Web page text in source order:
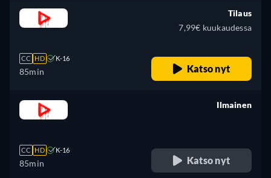
CC HD K-16
85min
Tilaus
7,99€ kuukaudessa
Katso nyt
CC HD K-16
85min
Ilmainen
Katso nyt